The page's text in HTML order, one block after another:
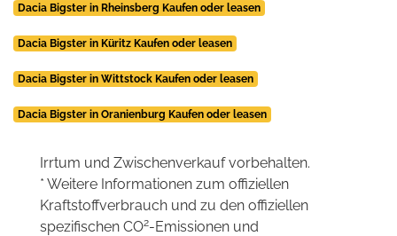
Dacia Bigster in Rheinsberg Kaufen oder leasen
Dacia Bigster in Küritz Kaufen oder leasen
Dacia Bigster in Wittstock Kaufen oder leasen
Dacia Bigster in Oranienburg Kaufen oder leasen
Irrtum und Zwischenverkauf vorbehalten.
* Weitere Informationen zum offiziellen
Kraftstoffverbrauch und zu den offiziellen
spezifischen CO2-Emissionen und